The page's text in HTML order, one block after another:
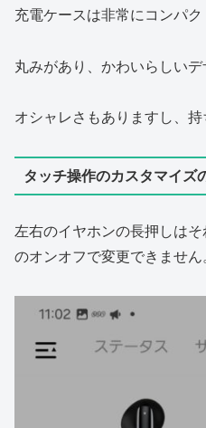
充電ケースは非常にコンパク
丸みがあり、かわいらしいデ
オシャレさもありますし、持
タッチ操作のカスタマイズ
左右のイヤホンの長押しは
のオンオフで変更できません